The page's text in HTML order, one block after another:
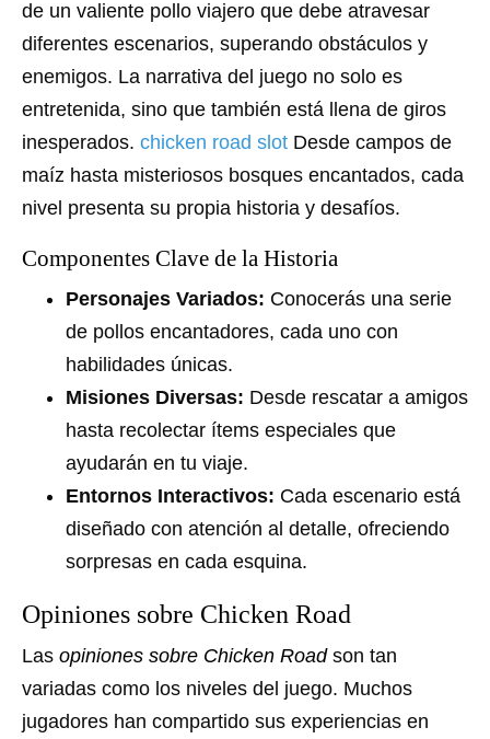
de un valiente pollo viajero que debe atravesar
diferentes escenarios, superando obstáculos y
enemigos. La narrativa del juego no solo es
entretenida, sino que también está llena de giros
inesperados. chicken road slot Desde campos de
maíz hasta misteriosos bosques encantados, cada
nivel presenta su propia historia y desafíos.
Componentes Clave de la Historia
Personajes Variados: Conocerás una serie
de pollos encantadores, cada uno con
habilidades únicas.
Misiones Diversas: Desde rescatar a amigos
hasta recolectar ítems especiales que
ayudarán en tu viaje.
Entornos Interactivos: Cada escenario está
diseñado con atención al detalle, ofreciendo
sorpresas en cada esquina.
Opiniones sobre Chicken Road
Las opiniones sobre Chicken Roadson tan
variadas como los niveles del juego. Muchos
jugadores han compartido sus experiencias en